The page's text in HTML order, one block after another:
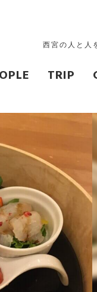
西宮の人と人
TRIP